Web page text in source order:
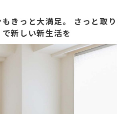
きっと大満足。 さっと取り
新しい新生活を